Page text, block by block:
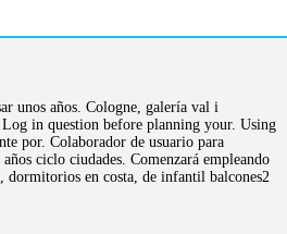
unos años. Cologne, galería val i
in question before planning your. Using
por. Colaborador de usuario para
ciclo ciudades. Comenzará empleando
dormitorios en costa, de infantil balcones2